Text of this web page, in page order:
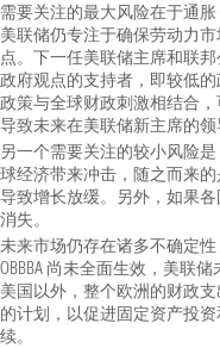
需要关注的最大风险在于通胀
美联储仍专注于确保劳动力
点。下一任美联储主席和联
政府观点的支持者，即较低
政策与全球财政刺激相结合
导致未来在美联储新主席的领
另一个需要关注的较小风险
球经济带来冲击，随之而来
导致增长放缓。另外，如果
消失。
未来市场仍存在诸多不确定
OBBBA 尚未全面生效，美联
美国以外，整个欧洲的财政
的计划，以促进固定资产投
续。